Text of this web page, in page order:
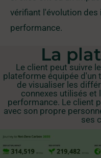
vérifiant l'évolution
performance.
La
Le client peut suivre
plateforme équipée d'un
de visualiser les
connexes utilisés et
performance. Le client
avec son propre
ses